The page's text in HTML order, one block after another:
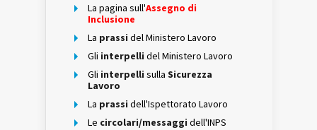
La pagina sull'Assegno di
Inclusione
La prassi del Ministero Lavoro
Gli interpelli del Ministero Lavoro
Gli interpelli sulla Sicurezza
Lavoro
La prassi dell'Ispettorato Lavoro
Le circolari/messaggi dell'INPS